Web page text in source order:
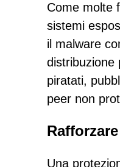
Come molte
sistemi
il malware
distribuzione
piratati,
peer non
Una